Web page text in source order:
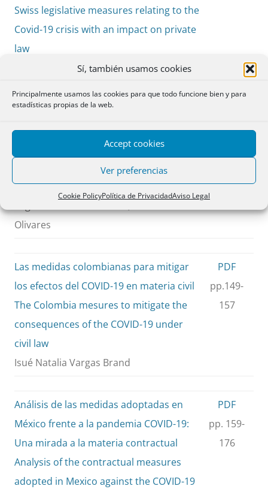
Sí, también usamos cookies
Principalmente usamos las cookies para que todo funcione bien y para
estadísticas propias de la web.
Accept cookies
Ver preferencias
Cookie PolicyPolítica de PrivacidadAviso Legal
Swiss legislative measures relating to the
Covid-19 crisis with an impact on private
law
El impacto del COVID 19 en los
contratos. El caso chileno: Medidas
excepcionales y Derecho común
Contract Law and COVID 19 in Chile.
Exceptional regulations and general law
Olivares
pp. 135-
Las medidas colombianas para mitigar
los efectos del COVID-19 en materia civil
The Colombia mesures to mitigate the
consequences of the COVID-19 under
civil law
Isué Natalia Vargas Brand
PDF
pp.149-
157
Análisis de las medidas adoptadas en
México frente a la pandemia COVID-19:
Una mirada a la materia contractual
Analysis of the contractual measures
adopted in Mexico against the COVID-19
PDF
pp. 159-
176